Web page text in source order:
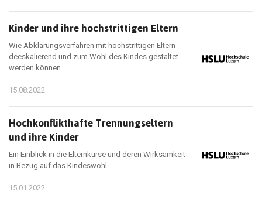
Kinder und ihre hochstrittigen Eltern
Wie Abklärungsverfahren mit hochstrittigen Eltern
deeskalierend und zum Wohl des Kindes gestaltet
werden können
15.08.2022
Hochkonflikthafte Trennungseltern
und ihre Kinder
Ein Einblick in die Elternkurse und deren Wirksamkeit
in Bezug auf das Kindeswohl
15.01.2022